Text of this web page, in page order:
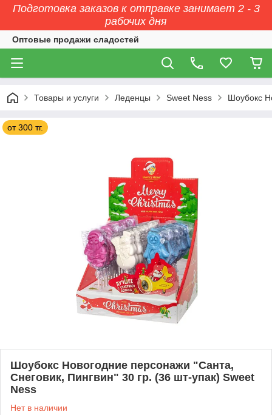
Подготовка заказов к отправке занимает 2 - 3
рабочих дня
Оптовые продажи сладостей
Товары и услуги Леденцы Sweet Ness Шоубокс
от 300 тг.
Шоубокс Новогодние персонажи "Санта,
Снеговик, Пингвин" 30 гр. (36 шт-упак) Sweet
Ness
Нет в наличии